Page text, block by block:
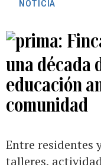
NOTICIA
una década
educación
comunidad
Entre residentes
talleres,